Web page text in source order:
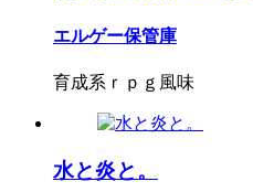
エルゲー保管庫
育成系ｒｐｇ風味
水と炎と。